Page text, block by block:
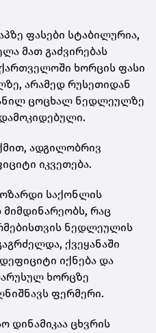
ფასები სტაბილურია,
მათ გაძვირებას
ხორცის ფასი
არამედ რუსეთიდან
ცოცხალ ნედლეულზე
ადგილობრივ
იკვეთება.
საქონლის
რაც
ნედლეულის
ქვეყანაში
იქნება და
ხორცზე
ფერმერი.
დინამიკაა ცხვრის